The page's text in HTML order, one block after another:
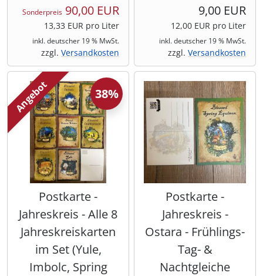
Sonderpreis 90,00 EUR
13,33 EUR pro Liter
inkl. deutscher 19 % MwSt.
zzgl. Versandkosten
9,00 EUR
12,00 EUR pro Liter
inkl. deutscher 19 % MwSt.
zzgl. Versandkosten
Angebot
Postkarte -
Jahreskreis - Alle 8
Jahreskreiskarten
im Set (Yule,
Imbolc, Spring
38%
Postkarte -
Jahreskreis -
Ostara - Frühlings-
Tag- &
Nachtgleiche
Umhängetaschen (56)